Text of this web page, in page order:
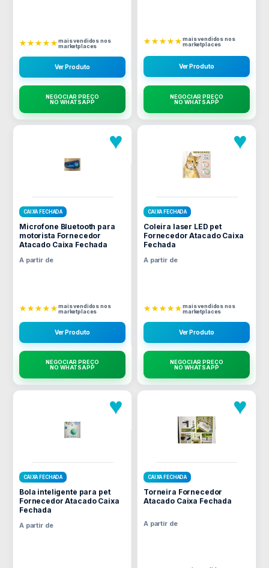
★★★★★mais vendidos nos
marketplaces
Ver Produto
NEGOCIAR PREÇO
NO WHATSAPP
★★★★★mais vendidos nos
marketplaces
Ver Produto
NEGOCIAR PREÇO
NO WHATSAPP
♥
CAIXA FECHADA
Microfone Bluetooth para
motorista Fornecedor
Atacado Caixa Fechada
A partir de
★★★★★mais vendidos nos
marketplaces
Ver Produto
NEGOCIAR PREÇO
NO WHATSAPP
♥
CAIXA FECHADA
Coleira laser LED pet
Fornecedor Atacado Caixa
Fechada
A partir de
★★★★★mais vendidos nos
marketplaces
Ver Produto
NEGOCIAR PREÇO
NO WHATSAPP
♥
CAIXA FECHADA
Bola inteligente para pet
Fornecedor Atacado Caixa
Fechada
A partir de
♥
CAIXA FECHADA
Torneira Fornecedor
Atacado Caixa Fechada
A partir de